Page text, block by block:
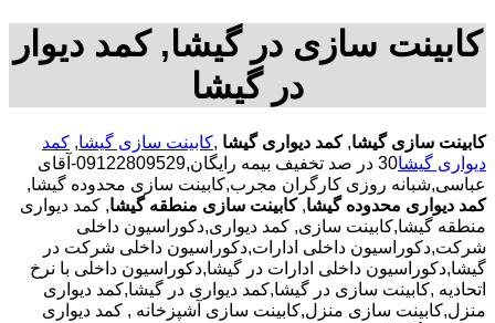
کابینت سازی در گیشا, کمد دیوار
در گیشا
کابینت سازی گیشا,کمد دیواری گیشا ,کابینت سازی گیشا, کمد
دیواری گیشا
30 در صد تخفیف بیمه رایگان,09122809529-آقای
عباسی,شبانه روزی کارگران مجرب,کابینت سازی محدوده گیشا,
کمد دیواری محدوده گیشا, کابینت سازی منطقه گیشا, کمد دیواری
منطقه گیشا,کابینت سازی, کمد دیواری,دکوراسیون داخلی
شرکت,دکوراسیون داخلی ادارات,دکوراسیون داخلی شرکت در
گیشا,دکوراسیون داخلی ادارات در گیشا,دکوراسیون داخلی با نرخ
اتحادیه ,کابینت سازی در گیشا,کمد دیواری در گیشا,کمد دیواری
منزل,کابینت سازی منزل,کابینت سازی آشپزخانه , کمد دیواری